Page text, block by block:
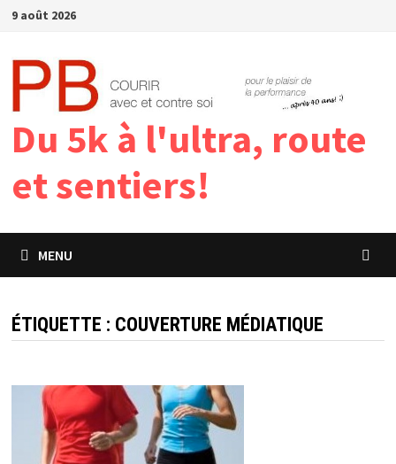
Passer
contenu
9 août 2026
Du 5k à l'ultra, route
et sentiers!
MENU
ÉTIQUETTE : COUVERTURE MÉDIATIQUE